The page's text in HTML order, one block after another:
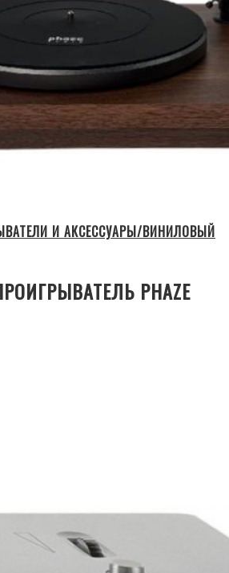
И АКСЕССУАРЫ/ВИНИЛОВЫЙ
PHAZE